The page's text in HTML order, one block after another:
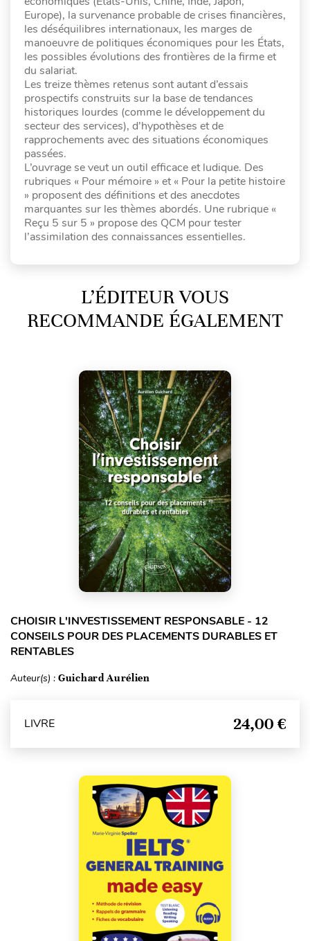
Europe), la survenance probable de crises financières,
les déséquilibres internationaux, les marges de
manoeuvre de politiques économiques pour les États,
les possibles évolutions des frontières de la firme et
du salariat.
Les treize thèmes retenus sont autant d’essais
prospectifs construits sur la base de tendances
historiques lourdes (comme le développement du
secteur des services), d’hypothèses et de
rapprochements avec des situations économiques
passées.
L’ouvrage se veut un outil efficace et ludique. Des
rubriques « Pour mémoire » et « Pour la petite histoire
» proposent des définitions et des anecdotes
marquantes sur les thèmes abordés. Une rubrique «
Reçu 5 sur 5 » propose des QCM pour tester
l’assimilation des connaissances essentielles.
L’ÉDITEUR VOUS
RECOMMANDE ÉGALEMENT
CHOISIR L'INVESTISSEMENT RESPONSABLE - 12
CONSEILS POUR DES PLACEMENTS DURABLES ET
RENTABLES
Auteur(s) : Guichard Aurélien
LIVRE 24,00 €